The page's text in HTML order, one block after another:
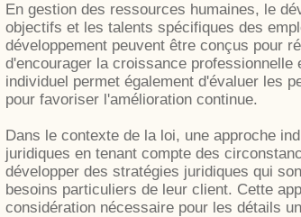
En gestion des ressources humaines, le
objectifs et les talents spécifiques des
développement peuvent être conçus pour
d'encourager la croissance
individuel permet également d'évaluer les
pour favoriser l'amélioration continue.
Dans le contexte de la loi, une approche
juridiques en tenant compte des
développer des stratégies juridiques qui
besoins particuliers de leur client. Cette
considération nécessaire pour les détails